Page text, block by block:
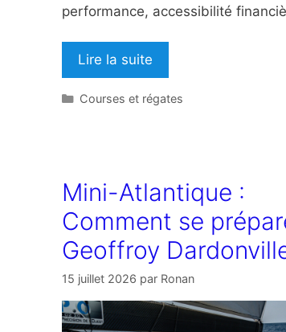
performance, accessibilité
Lire la suite
Catégories
Courses et régates
Mini-Atlantique :
Comment se
Geoffroy
15 juillet 2026 par Ronan